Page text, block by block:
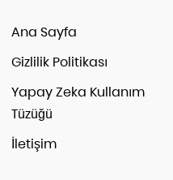
Ana Sayfa
Gizlilik Politikası
Yapay Zeka Kullanım
Tüzüğü
İletişim